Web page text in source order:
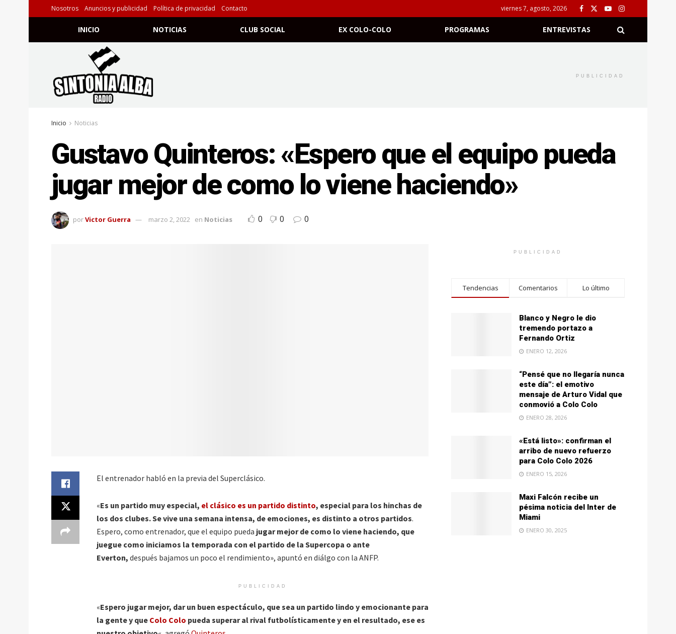
Nosotros Anuncios y publicidad Política de privacidad Contacto viernes 7, agosto, 2026
INICIO NOTICIAS CLUB SOCIAL EX COLO-COLO PROGRAMAS ENTREVISTAS
PUBLICIDAD
Inicio Noticias
Gustavo Quinteros: «Espero que el equipo pueda
jugar mejor de como lo viene haciendo»
porVictor Guerra marzo 2, 2022 en Noticias 0 0 0
El entrenador habló en la previa del Superclásico.
«Es un partido muy especial, el clásico es un partido distinto, especial para los hinchas de
los dos clubes. Se vive una semana intensa, de emociones, es distinto a otros partidos.
Espero, como entrenador, que el equipo pueda jugar mejor de como lo viene haciendo, que
juegue como iniciamos la temporada con el partido de la Supercopa o ante
Everton, después bajamos un poco el rendimiento», apuntó en diálgo con la ANFP.
PUBLICIDAD
«Espero jugar mejor, dar un buen espectáculo, que sea un partido lindo y emocionante para
la gente y que Colo Colo pueda superar al rival futbolísticamente y en el resultado, ese es
PUBLICIDAD
Tendencias Comentarios Lo último
Blanco y Negro le dio
tremendo portazo a
Fernando Ortiz
ENERO 12, 2026
“Pensé que no llegaría nunca
este día”: el emotivo
mensaje de Arturo Vidal que
conmovió a Colo Colo
ENERO 28, 2026
«Está listo»: confirman el
arribo de nuevo refuerzo
para Colo Colo 2026
ENERO 15, 2026
Maxi Falcón recibe un
pésima noticia del Inter de
Miami
ENERO 30, 2025